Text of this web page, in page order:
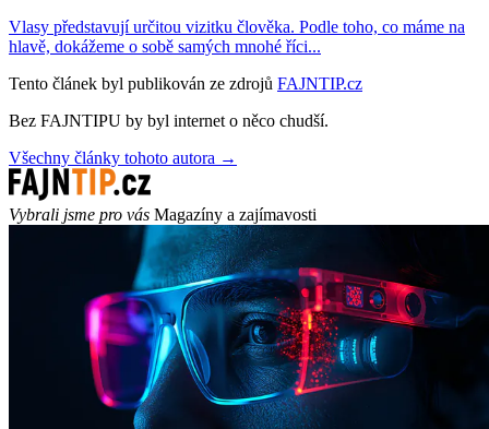
Vlasy představují určitou vizitku člověka. Podle toho, co máme na
hlavě, dokážeme o sobě samých mnohé říci...
Tento článek byl publikován ze zdrojů FAJNTIP.cz
Bez FAJNTIPU by byl internet o něco chudší.
Všechny články tohoto autora →
Vybrali jsme pro vás Magazíny a zajímavosti